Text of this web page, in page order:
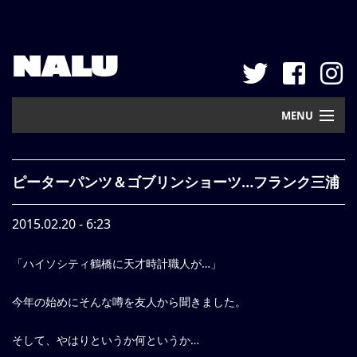
NALU
MENU
New Arrival
Pickup
Mail Order
Contact
Web Store
ピーターパンツ＆ゴブリンショーツ…フランク三浦
2015.02.20 - 6:23
「ハイソシティ鶴橋に天才時計職人が…」
今年の始めにそんな噂を友人から聞きました。
そして、やはりというか何というか…